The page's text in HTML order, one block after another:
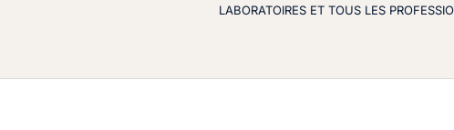
LABORATOIRES ET TOUS LES